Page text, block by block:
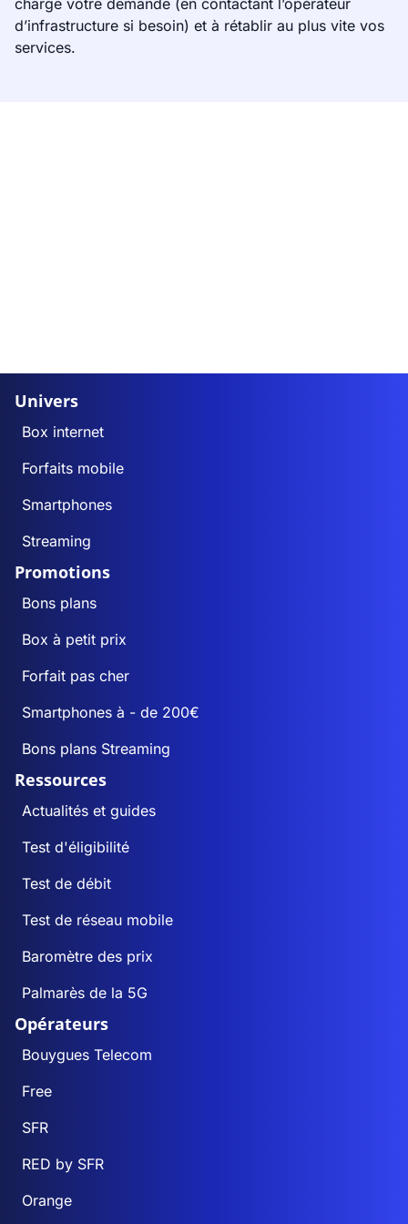
charge votre demande (en contactant l’opérateur
d’infrastructure si besoin) et à rétablir au plus vite vos
services.
Univers
Box internet
Forfaits mobile
Smartphones
Streaming
Promotions
Bons plans
Box à petit prix
Forfait pas cher
Smartphones à - de 200€
Bons plans Streaming
Ressources
Actualités et guides
Test d'éligibilité
Test de débit
Test de réseau mobile
Baromètre des prix
Palmarès de la 5G
Opérateurs
Bouygues Telecom
Free
SFR
RED by SFR
Orange